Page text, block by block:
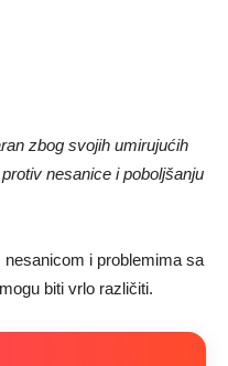
zbog svojih umirujućih
nesanice i poboljšanju
i problemima sa
biti vrlo različiti.